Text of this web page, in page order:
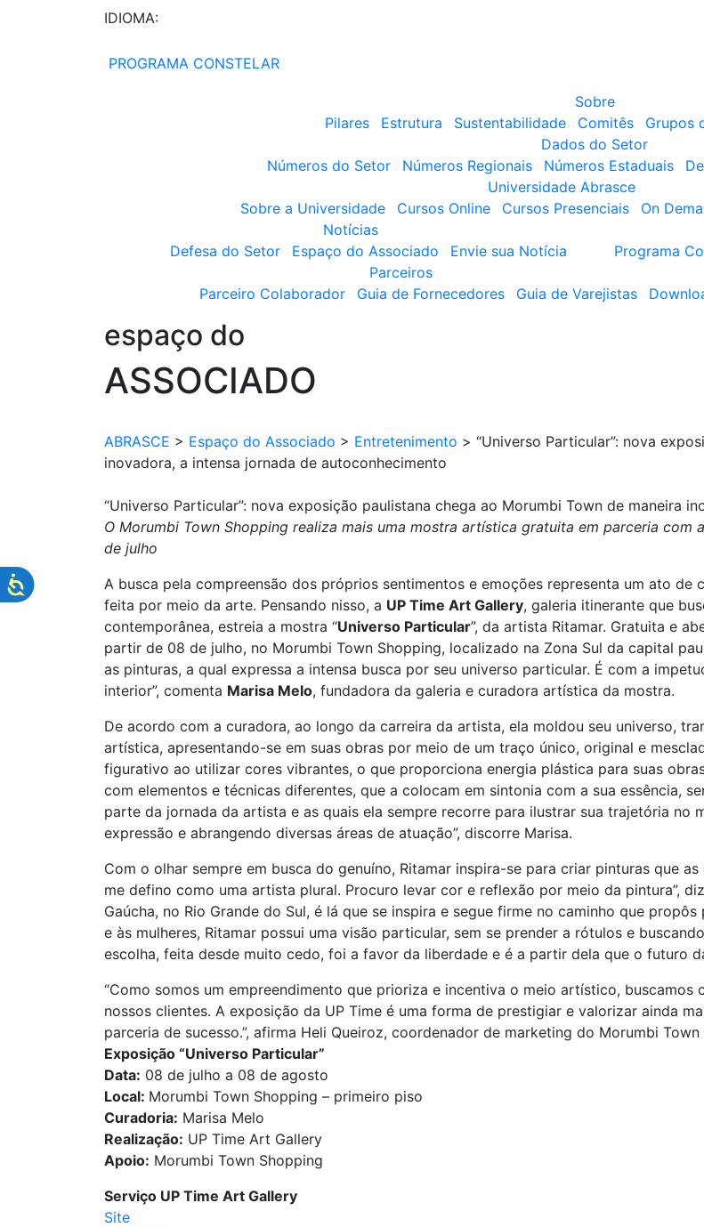
IDIOMA:
PROGRAMA CONSTELAR
Sobre
Pilares
Estrutura Sustentabilidade Comitês Grupos
Dados do Setor
Números do Setor
Números Regionais Números Estaduais
Universidade Abrasce
Sobre a Universidade
Cursos Online Cursos Presenciais On
Notícias
Defesa do Setor
Espaço do Associado Envie sua Notícia
Programa
Parceiros
Parceiro Colaborador
Guia de Fornecedores Guia de Varejistas
espaço do
ASSOCIADO
ABRASCE > Espaço do Associado > Entretenimento > “Universo Particular”: nova
inovadora, a intensa jornada de autoconhecimento
“Universo Particular”: nova exposição paulistana chega ao Morumbi Town de maneira
O Morumbi Town Shopping realiza mais uma mostra artística gratuita em parceria
de julho
A busca pela compreensão dos próprios sentimentos e emoções representa um ato de
feita por meio da arte. Pensando nisso, a UP Time Art Gallery, galeria itinerante que
contemporânea, estreia a mostra “Universo Particular”, da artista Ritamar. Gratuita e
partir de 08 de julho, no Morumbi Town Shopping, localizado na Zona Sul da capital
as pinturas, a qual expressa a intensa busca por seu universo particular. É com a
interior”, comenta Marisa Melo, fundadora da galeria e curadora artística da mostra.
De acordo com a curadora, ao longo da carreira da artista, ela moldou seu universo,
artística, apresentando-se em suas obras por meio de um traço único, original e
figurativo ao utilizar cores vibrantes, o que proporciona energia plástica para suas
com elementos e técnicas diferentes, que a colocam em sintonia com a sua essência,
parte da jornada da artista e as quais ela sempre recorre para ilustrar sua trajetória no
expressão e abrangendo diversas áreas de atuação”, discorre Marisa.
Com o olhar sempre em busca do genuíno, Ritamar inspira-se para criar pinturas que
me defino como uma artista plural. Procuro levar cor e reflexão por meio da pintura”,
Gaúcha, no Rio Grande do Sul, é lá que se inspira e segue firme no caminho que
e às mulheres, Ritamar possui uma visão particular, sem se prender a rótulos e
escolha, feita desde muito cedo, foi a favor da liberdade e é a partir dela que o futuro
“Como somos um empreendimento que prioriza e incentiva o meio artístico,
nossos clientes. A exposição da UP Time é uma forma de prestigiar e valorizar ainda
parceria de sucesso.”, afirma Heli Queiroz, coordenador de marketing do Morumbi Town
Exposição “Universo Particular”
Data: 08 de julho a 08 de agosto
Local: Morumbi Town Shopping – primeiro piso
Curadoria: Marisa Melo
Realização: UP Time Art Gallery
Apoio: Morumbi Town Shopping
Serviço UP Time Art Gallery
Site